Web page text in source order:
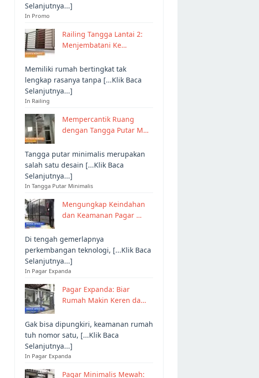
Selanjutnya...]
In Promo
Railing Tangga Lantai 2:
Menjembatani Ke…
Memiliki rumah bertingkat tak
lengkap rasanya tanpa [...Klik Baca
Selanjutnya...]
In Railing
Mempercantik Ruang
dengan Tangga Putar M…
Tangga putar minimalis merupakan
salah satu desain [...Klik Baca
Selanjutnya...]
In Tangga Putar Minimalis
Mengungkap Keindahan
dan Keamanan Pagar …
Di tengah gemerlapnya
perkembangan teknologi, [...Klik Baca
Selanjutnya...]
In Pagar Expanda
Pagar Expanda: Biar
Rumah Makin Keren da…
Gak bisa dipungkiri, keamanan rumah
tuh nomor satu, [...Klik Baca
Selanjutnya...]
In Pagar Expanda
Pagar Minimalis Mewah: